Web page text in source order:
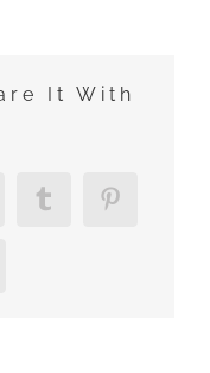
It With
TumblrPinterest